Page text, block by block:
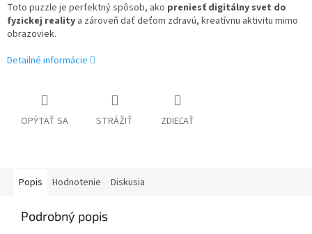
Toto puzzle je perfektný spôsob, ako preniesť digitálny svet do
fyzickej reality a zároveň dať deťom zdravú, kreatívnu aktivitu mimo
obrazoviek.
Detailné informácie
OPÝTAŤ SA STRÁŽIŤ ZDIEĽAŤ
Popis Hodnotenie Diskusia
Podrobný popis